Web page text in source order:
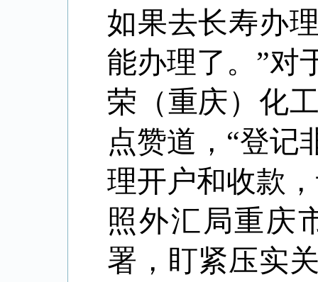
如果去长寿办
能办理了。”对
荣（重庆）化
点赞道，“登记
理开户和收款
照外汇局重庆
署，盯紧压实